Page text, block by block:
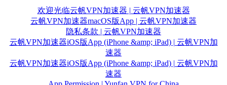
欢迎光临云帆VPN加速器 | 云帆VPN加速器
云帆VPN加速器macOS版App | 云帆VPN加速器
隐私条款 | 云帆VPN加速器
云帆VPN加速器iOS版App (iPhone &amp; iPad) | 云帆VPN加
速器
云帆VPN加速器iOS版App (iPhone &amp; iPad) | 云帆VPN加
速器